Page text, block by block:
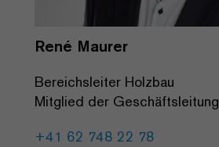
René Maurer
Bereichsleiter Holzbau
Mitglied der Geschäftsleitung
+41 62 748 22 78